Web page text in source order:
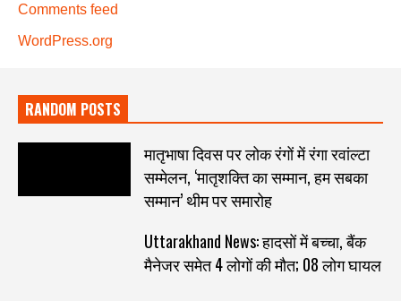
Comments feed
WordPress.org
RANDOM POSTS
मातृभाषा दिवस पर लोक रंगों में रंगा रवांल्टा
सम्मेलन, ‘मातृशक्ति का सम्मान, हम सबका
सम्मान’ थीम पर समारोह
Uttarakhand News: हादसों में बच्चा, बैंक
मैनेजर समेत 4 लोगों की मौत; 08 लोग घायल